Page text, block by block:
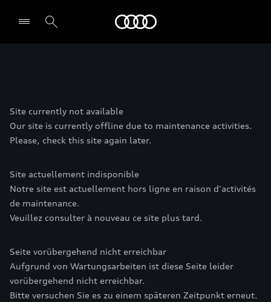
Menu
Site currently not available
Our site is currently offline due to maintenance activities.
Please, check this site again later.
Site actuellement indisponible
Notre site est actuellement hors ligne en raison d'activités
de maintenance.
Veuillez consulter à nouveau ce site plus tard.
Seite vorübergehend nicht erreichbar
Aufgrund von Wartungsarbeiten ist diese Seite leider
vorübergehend nicht erreichbar.
Bitte versuchen Sie es zu einem späteren Zeitpunkt erneut.